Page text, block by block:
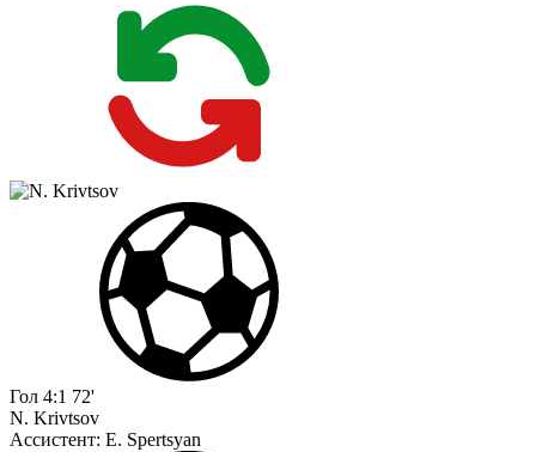
Гол 4:1 72'
N. Krivtsov
Ассистент: E. Spertsyan